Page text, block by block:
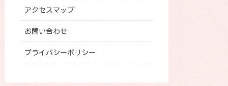
アクセスマップ
お問い合わせ
プライバシーポリシー